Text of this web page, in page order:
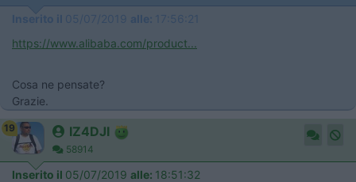
Inserito il 05/07/2019 alle: 17:56:21
https://www.alibaba.com/product...
Cosa ne pensate?
Grazie.
19 IZ4DJI
58914
Inserito il 05/07/2019 alle: 18:51:32